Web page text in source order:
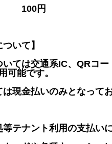
円
いて】
いては交通系IC、QRコ
可能です。
は現金払いのみとなって
等テナント利用の支払い